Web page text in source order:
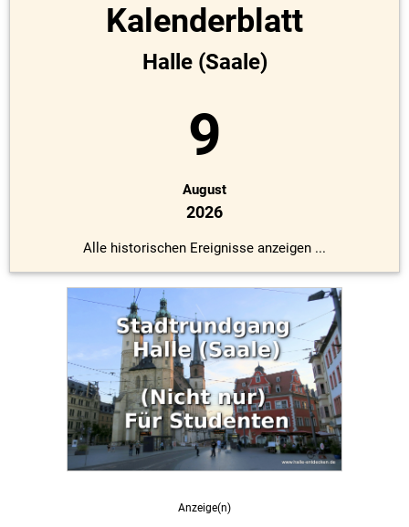
Kalenderblatt
Halle (Saale)
9
August
2026
Alle historischen Ereignisse anzeigen ...
Anzeige(n)